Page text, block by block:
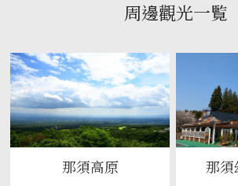
周邊觀光一覧
那須高原 那